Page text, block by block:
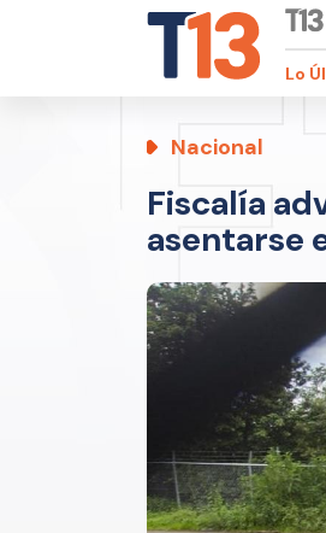
Lo
Nacional
Fiscalía
asentarse